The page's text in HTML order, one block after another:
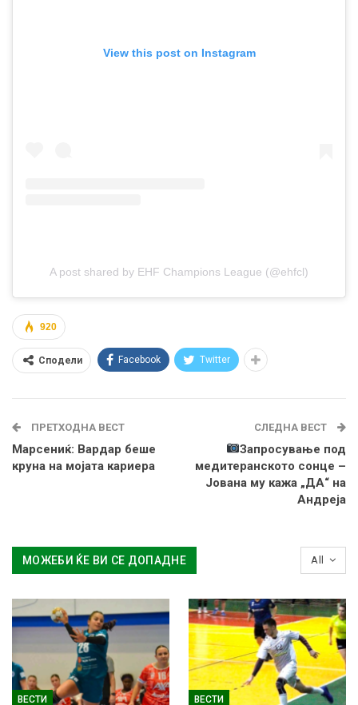
View this post on Instagram
A post shared by EHF Champions League (@ehfcl)
920
Сподели Facebook Twitter
ПРЕТХОДНА ВЕСТ
Марсениќ: Вардар беше
круна на мојата кариера
СЛЕДНА ВЕСТ
Запросување под
медитеранското сонце –
Јована му кажа „ДА“ на
Андреја
All
МОЖЕБИ ЌЕ ВИ СЕ ДОПАДНЕ
ВЕСТИ ВЕСТИ